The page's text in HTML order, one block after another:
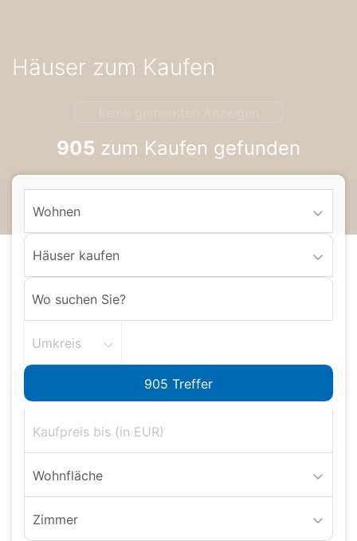
zur
Navigation
Häuser zum Kaufen
905 zum Kaufen gefunden
Wohnen
Häuser kaufen
Umkreis
Wohnfläche
Zimmer